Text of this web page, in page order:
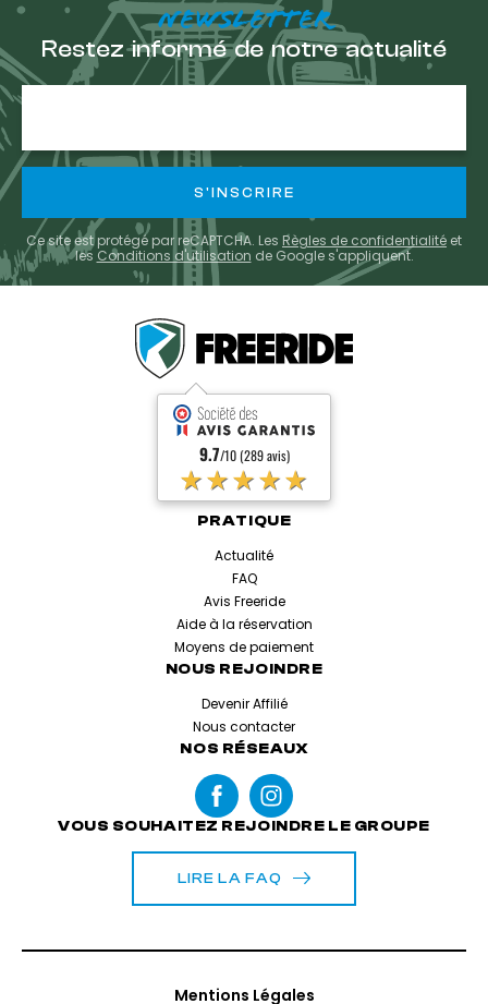
NEWSLETTER
Restez informé de notre actualité
Ce site est protégé par reCAPTCHA. Les Règles de confidentialité et
les Conditions d'utilisation de Google s'appliquent.
9.7/10 (289 avis)
★★★★★
PRATIQUE
Actualité
FAQ
Avis Freeride
Aide à la réservation
Moyens de paiement
NOUS REJOINDRE
Devenir Affilié
Nous contacter
NOS RÉSEAUX
VOUS SOUHAITEZ REJOINDRE LE GROUPE
LIRE LA FAQ
Mentions Légales